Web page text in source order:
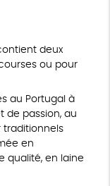
deux
ou pour
au Portugal à
de passion, au
traditionnels
en
qualité, en laine